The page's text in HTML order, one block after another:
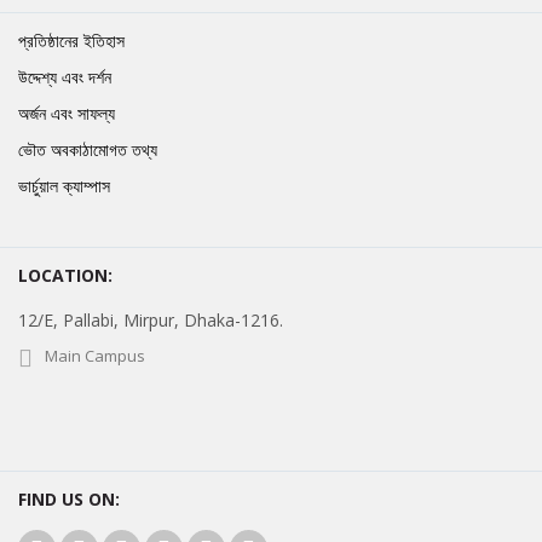
প্রতিষ্ঠানের ইতিহাস
উদ্দেশ্য এবং দর্শন
অর্জন এবং সাফল্য
ভৌত অবকাঠামোগত তথ্য
ভার্চুয়াল ক্যাম্পাস
LOCATION:
12/E, Pallabi, Mirpur, Dhaka-1216.
Main Campus
FIND US ON: